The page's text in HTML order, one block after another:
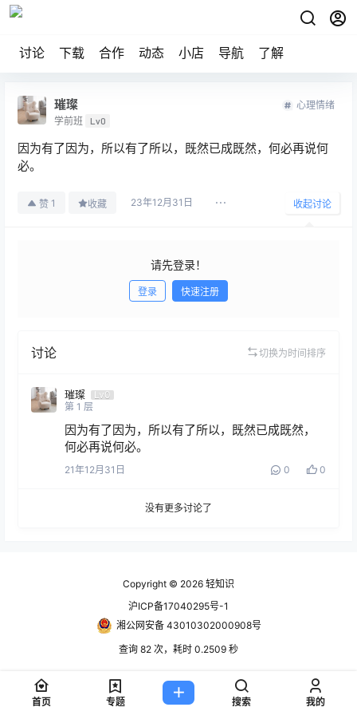
讨论 下载 合作 动态 小店 导航 了解
璀璨
学前班 Lv0
心理情绪
因为有了因为，所以有了所以，既然已成既然，何必再说何
必。
赞 1 收藏 23年12月31日 收起讨论
请先登录！
登录 快速注册
讨论 切换为时间排序
璀璨
Lv0
第 1 层
因为有了因为，所以有了所以，既然已成既然，
何必再说何必。
21年12月31日 0 0
没有更多讨论了
Copyright © 2026 轻知识
沪ICP备17040295号-1
湘公网安备 43010302000908号
查询 82 次，耗时 0.2509 秒
首页 专题 搜索 我的